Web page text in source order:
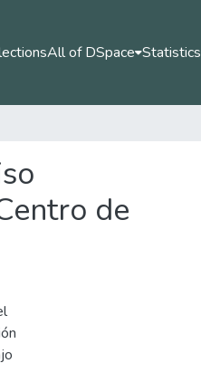
All of DSpace Statistics
de